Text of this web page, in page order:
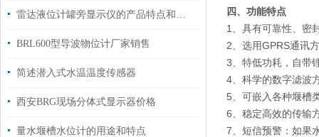
雷达液位计罐旁显示仪的产品特点和安装接线方法
BRL600型导波物位计厂家销售
简述潜入式水温温度传感器
西安BRG现场分体式显示器价格
量水堰槽水位计的用途和特点
四、功能特点
1、具有可靠性、密
2、选用GPRS通讯
3、特低功耗，自带
4、科学的数字滤波
5、可嵌入各种堰槽
6、稳定高效的传输
7、短信预警：如果